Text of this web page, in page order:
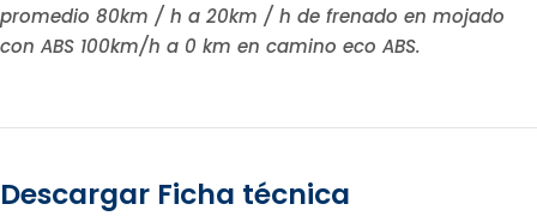
promedio 80km / h a 20km / h de frenado en mojado
con ABS 100km/h a 0 km en camino eco ABS.
Descargar Ficha técnica